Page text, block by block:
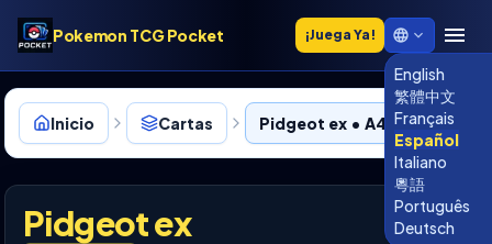
Pokemon TCG Pocket ¡Juega Ya!
English
繁體中文
Français
Español
Italiano
粵語
Português
Deutsch
Inicio Cartas Pidgeot ex • A4b-276
Pidgeot ex